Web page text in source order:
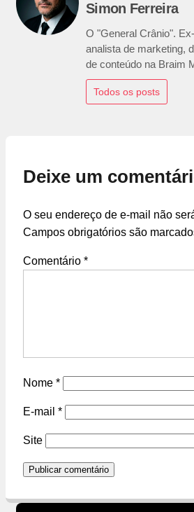
Simon Ferreira
O "General Crânio".
analista de marketing,
de conteúdo na Braim
Todos os posts
Deixe um
O seu endereço de e-mail não
Campos obrigatórios são
Comentário *
Nome *
E-mail *
Site